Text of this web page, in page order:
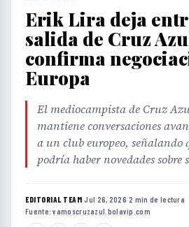
Erik Lira deja
salida de Cruz
confirma
Europa
El mediocampista de Cruz
mantiene conversaciones
a un club europeo, señalando
podría haber novedades sobre
EDITORIAL TEAM·Jul 26, 2026·2 min de lectura·
Fuente:vamoscruzazul.bolavip.com